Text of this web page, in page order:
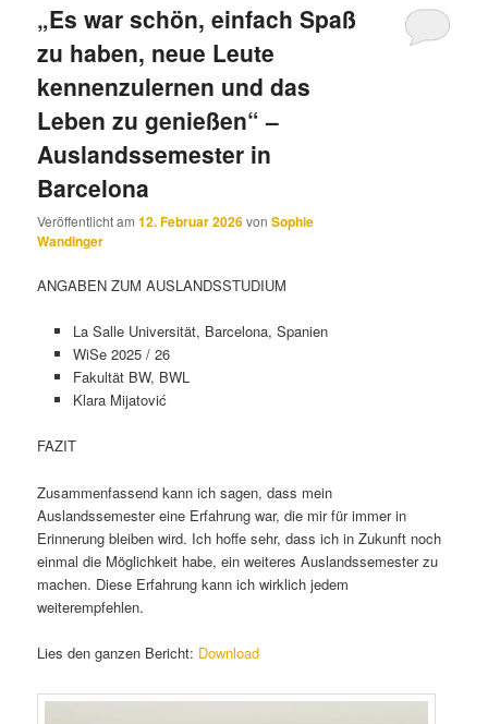
„Es war schön, einfach Spaß
zu haben, neue Leute
kennenzulernen und das
Leben zu genießen“ –
Auslandssemester in
Barcelona
Veröffentlicht am12. Februar 2026vonSophie
Wandinger
ANGABEN ZUM AUSLANDSSTUDIUM
La Salle Universität, Barcelona, Spanien
WiSe 2025 / 26
Fakultät BW, BWL
Klara Mijatović
FAZIT
Zusammenfassend kann ich sagen, dass mein
Auslandssemester eine Erfahrung war, die mir für immer in
Erinnerung bleiben wird. Ich hoffe sehr, dass ich in Zukunft noch
einmal die Möglichkeit habe, ein weiteres Auslandssemester zu
machen. Diese Erfahrung kann ich wirklich jedem
weiterempfehlen.
Lies den ganzen Bericht: Download